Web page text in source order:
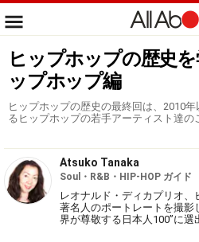
ヒップホップの歴史
ップホップ編
ヒップホップの歴史の最終回は、2010
るヒップホップの若手アーティスト達の
Atsuko Tanaka
Soul・R&B・HIP-HOP ガイド
レオナルド・ディカプリオ
著名人のポートレートを撮影
界が尊敬する日本人100”に選